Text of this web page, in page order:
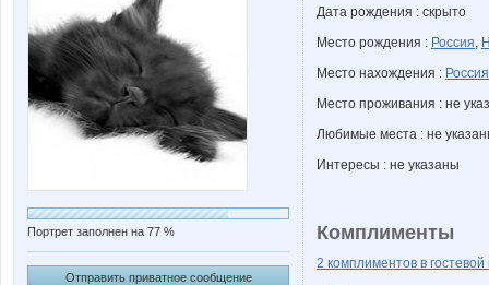
Портрет заполнен на 77 %
Отправить приватное сообщение
Дата рождения : скрыто
Место рождения : Россия,
Место нахождения : Россия
Место проживания : не
Любимые места : не
Интересы : не указаны
Комплименты
2 комплиментов в гостевой